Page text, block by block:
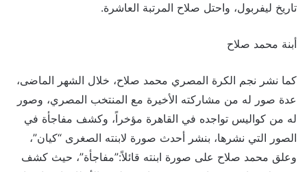
تاريخ ليفربول، واحتل صلاح المرتبة العاشرة.
أبنة محمد صلاح
كما نشر نجم الكرة المصري محمد صلاح، خلال الشهر الماضى،
عدة صور له من مشاركته الأخيرة مع المنتخب المصري، وصور
له من كواليس تواجده في القاهرة مؤخراً، وكشف مفاجأة في
الصور التي نشرها، بنشر أحدث صورة لابنته الصغرى “كيان”،
وعلق محمد صلاح على صورة ابنته قائلاً:”مفاجأة”، حيث كشف